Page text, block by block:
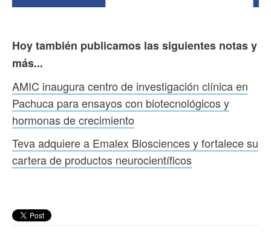
Hoy también publicamos las siguientes notas y
más...
AMIC inaugura centro de investigación clínica en
Pachuca para ensayos con biotecnológicos y
hormonas de crecimiento
Teva adquiere a Emalex Biosciences y fortalece su
cartera de productos neurocientíficos